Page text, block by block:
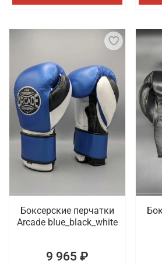
Боксерские перчатки
Arcade blue_black_white
9 965 ₽